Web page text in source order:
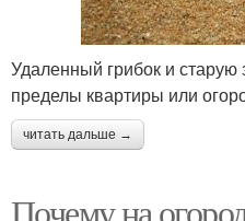
Удаленный грибок и
пределы квартиры или
читать дальше →